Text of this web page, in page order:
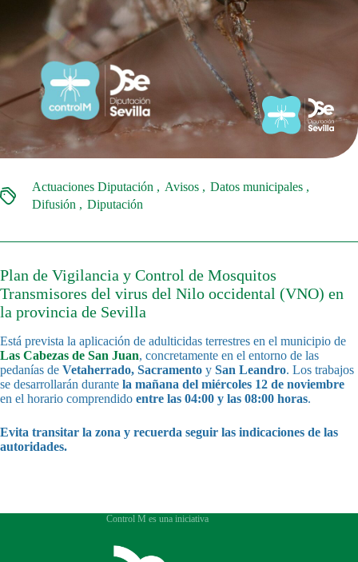
Actuaciones Diputación Avisos
Datos municipales
Difusión
Diputación
Plan de Vigilancia y Control de Mosquitos
Transmisores del virus del Nilo occidental (VNO) en
la provincia de Sevilla
Está prevista la aplicación de adulticidas terrestres en el municipio de
Las Cabezas de San Juan, concretamente en el entorno de las
pedanías de Vetaherrado, Sacramento y San Leandro. Los trabajos
se desarrollarán durante la mañana del miércoles 12 de noviembre
en el horario comprendido entre las 04:00 y las 08:00 horas.
Evita transitar la zona y recuerda seguir las indicaciones de las
autoridades.
Control M es una iniciativa